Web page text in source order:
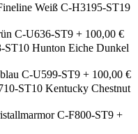
Weiß C-H3195-ST19
C-U636-ST9 + 100,00 €
Hunton Eiche Dunkel
C-U599-ST9 + 100,00 €
Kentucky Chestnut
C-F800-ST9 +